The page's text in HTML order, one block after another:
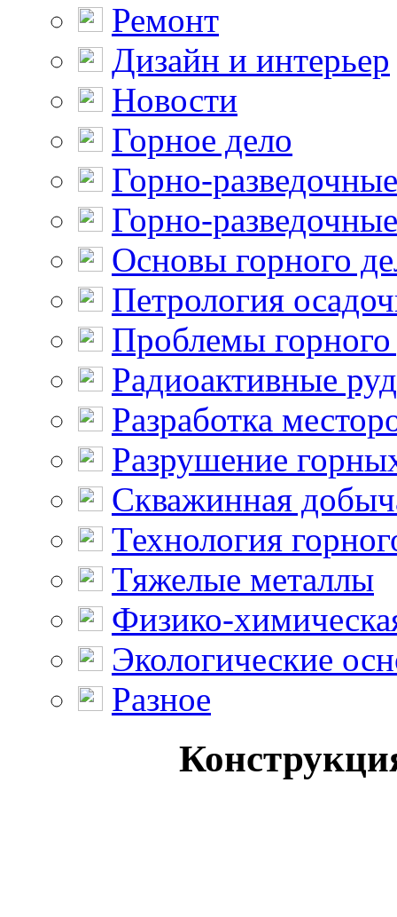
Ремонт
Дизайн и интерьер
Новости
Горное дело
Горно-
Горно-
Основы горного
Петрология
Проблемы горного
Радиоактивные
Разработка
Разрушение
Скважинная
Технология
Тяжелые металлы
Физико-
Экологические
Разное